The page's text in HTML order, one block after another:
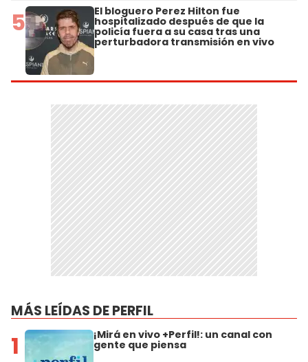
5 El bloguero Perez Hilton fue
hospitalizado después de que la
policía fuera a su casa tras una
perturbadora transmisión en vivo
MÁS LEÍDAS DE PERFIL
1 ¡Mirá en vivo +Perfil!: un canal con
gente que piensa